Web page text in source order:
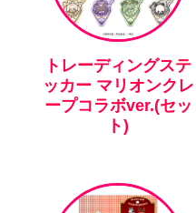
トレーディングステ
ッカー マリオンクレ
ープコラボver.(セッ
ト)